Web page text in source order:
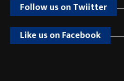
Follow us on Twiitter
Like us on Facebook